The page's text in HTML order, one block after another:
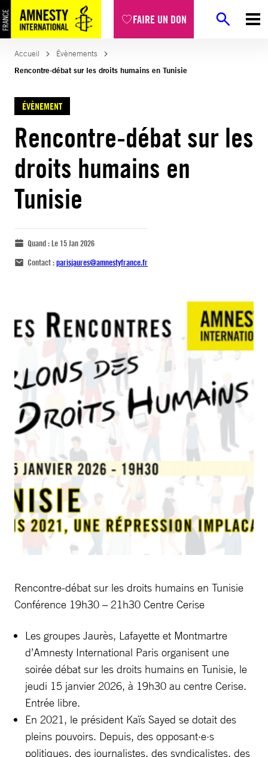
FAIRE UN DON
Accueil
Évènements
Rencontre-débat sur les droits humains en Tunisie
ÉVÈNEMENT
Rencontre-débat sur les
droits humains en
Tunisie
Quand :Le 15 Jan 2026
Contact :parisjaures@amnestyfrance.fr
Rencontre-débat sur les droits humains en Tunisie
Conférence 19h30 – 21h30 Centre Cerise
Les groupes Jaurès, Lafayette et Montmartre
d’Amnesty International Paris organisent une
soirée débat sur les droits humains en Tunisie, le
jeudi 15 janvier 2026, à 19h30 au centre Cerise.
Entrée libre.
En 2021, le président Kaïs Sayed se dotait des
pleins pouvoirs. Depuis, des opposant·e·s
politiques, des journalistes, des syndicalistes, des